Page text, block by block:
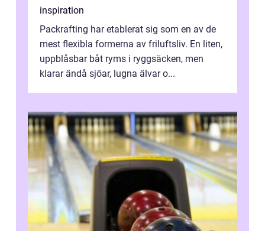
inspiration
Packrafting har etablerat sig som en av de
mest flexibla formerna av friluftsliv. En liten,
uppblåsbar båt ryms i ryggsäcken, men
klarar ändå sjöar, lugna älvar o...